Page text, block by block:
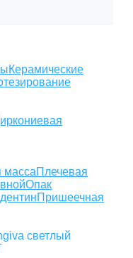
Керамические
массаПлечевая
Опак
Пришеечная
светлый